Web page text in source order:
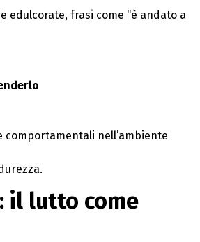
edulcorate, frasi come “è andato a
nell’ambiente
il lutto come